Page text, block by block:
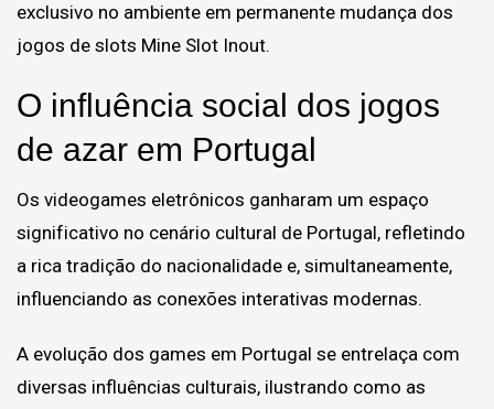
exclusivo no ambiente em permanente mudança dos
jogos de slots Mine Slot Inout.
O influência social dos jogos
de azar em Portugal
Os videogames eletrônicos ganharam um espaço
significativo no cenário cultural de Portugal, refletindo
a rica tradição do nacionalidade e, simultaneamente,
influenciando as conexões interativas modernas.
A evolução dos games em Portugal se entrelaça com
diversas influências culturais, ilustrando como as